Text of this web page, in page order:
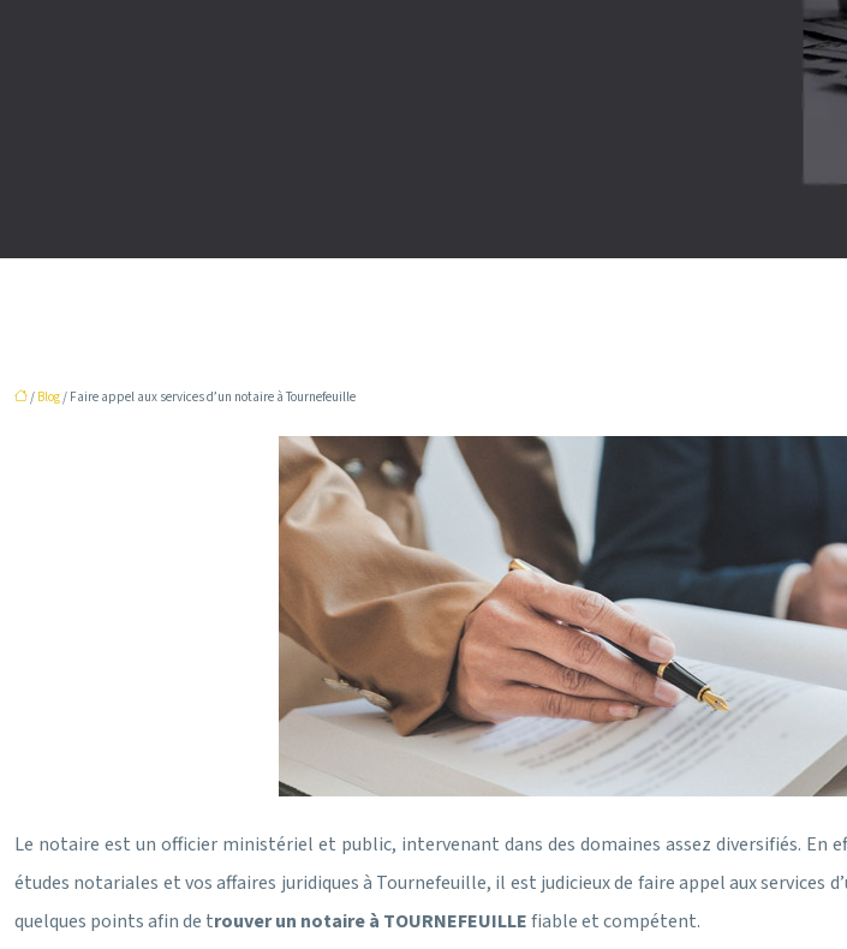
/ Blog/ Faire appel aux services d’un notaire à Tournefeuille
Le notaire est un officier ministériel et public, intervenant dans des domaines assez diversifiés.
études notariales et vos affaires juridiques à Tournefeuille, il est judicieux de faire appel aux
quelques points afin de trouver un notaire à TOURNEFEUILLEfiable et compétent.